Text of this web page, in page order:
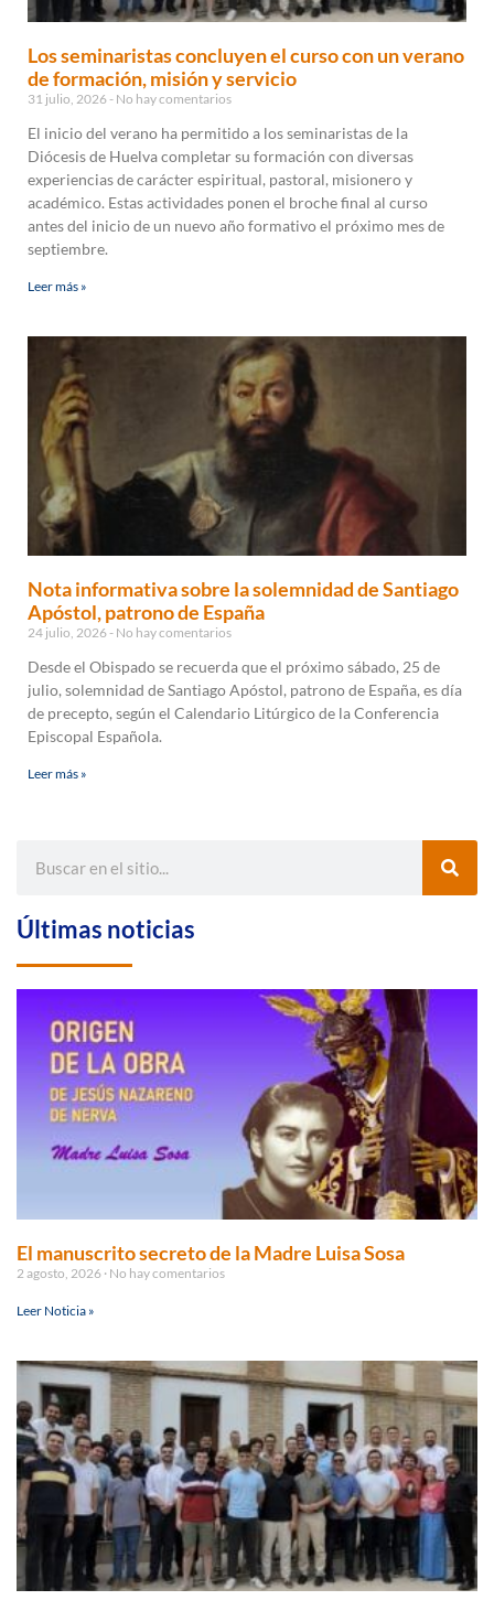
Los seminaristas concluyen el curso con un verano
de formación, misión y servicio
31 julio, 2026 No hay comentarios
El inicio del verano ha permitido a los seminaristas de la
Diócesis de Huelva completar su formación con diversas
experiencias de carácter espiritual, pastoral, misionero y
académico. Estas actividades ponen el broche final al curso
antes del inicio de un nuevo año formativo el próximo mes de
septiembre.
Leer más »
Nota informativa sobre la solemnidad de Santiago
Apóstol, patrono de España
24 julio, 2026 No hay comentarios
Desde el Obispado se recuerda que el próximo sábado, 25 de
julio, solemnidad de Santiago Apóstol, patrono de España, es día
de precepto, según el Calendario Litúrgico de la Conferencia
Episcopal Española.
Leer más »
Últimas noticias
El manuscrito secreto de la Madre Luisa Sosa
2 agosto, 2026 No hay comentarios
Leer Noticia »